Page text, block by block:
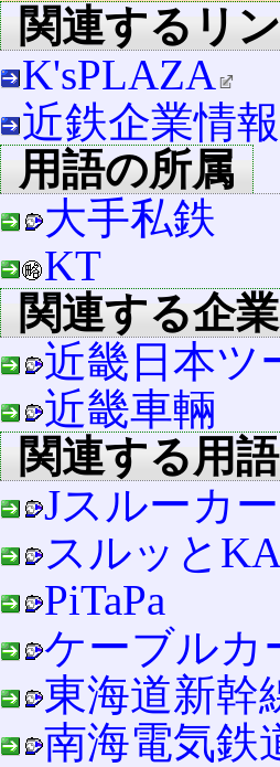
関連するリ
K'sPLAZA
近鉄企業情報
用語の所属
大手私鉄
KT
関連する企業
近畿日本ツ
近畿車輛
関連する用語
Jスルーカ
スルッと
PiTaPa
ケーブルカ
東海道新幹
南海電気鉄